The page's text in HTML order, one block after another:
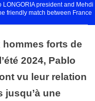
president and Mehdi
friendly match between France
forts de
2024, Pablo
vu leur relation
jusqu’à une